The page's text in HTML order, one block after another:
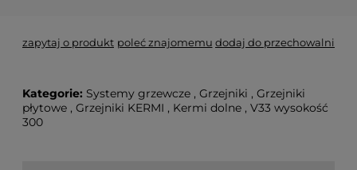
zapytaj o produkt poleć znajomemu dodaj do przechowalni
Kategorie: Systemy grzewcze , Grzejniki , Grzejniki
płytowe , Grzejniki KERMI , Kermi dolne , V33 wysokość
300